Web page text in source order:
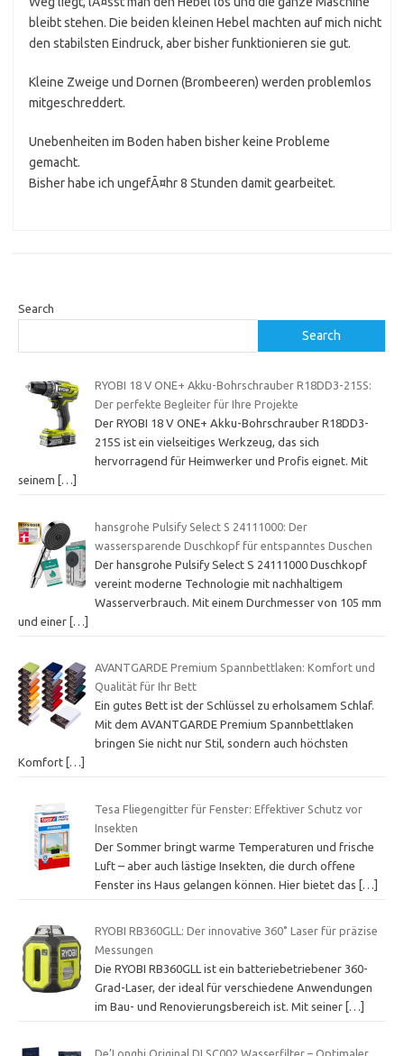
bleibt stehen. Die beiden kleinen Hebel machten auf mich nicht
den stabilsten Eindruck, aber bisher funktionieren sie gut.
Kleine Zweige und Dornen (Brombeeren) werden problemlos
mitgeschreddert.
Unebenheiten im Boden haben bisher keine Probleme
gemacht.
Bisher habe ich ungefÃ¤hr 8 Stunden damit gearbeitet.
Search
Search
RYOBI 18 V ONE+ Akku-Bohrschrauber R18DD3-215S:
Der perfekte Begleiter für Ihre Projekte
Der RYOBI 18 V ONE+ Akku-Bohrschrauber R18DD3-
215S ist ein vielseitiges Werkzeug, das sich
hervorragend für Heimwerker und Profis eignet. Mit
seinem
[…]
hansgrohe Pulsify Select S 24111000: Der
wassersparende Duschkopf für entspanntes Duschen
Der hansgrohe Pulsify Select S 24111000 Duschkopf
vereint moderne Technologie mit nachhaltigem
Wasserverbrauch. Mit einem Durchmesser von 105 mm
und einer […]
AVANTGARDE Premium Spannbettlaken: Komfort und
Qualität für Ihr Bett
Ein gutes Bett ist der Schlüssel zu erholsamem Schlaf.
Mit dem AVANTGARDE Premium Spannbettlaken
bringen Sie nicht nur Stil, sondern auch höchsten
Komfort […]
Tesa Fliegengitter für Fenster: Effektiver Schutz vor
Insekten
Der Sommer bringt warme Temperaturen und frische
Luft – aber auch lästige Insekten, die durch offene
Fenster ins Haus gelangen können. Hier bietet das […]
RYOBI RB360GLL: Der innovative 360˚ Laser für präzise
Messungen
Die RYOBI RB360GLL ist ein batteriebetriebener 360-
Grad-Laser, der ideal für verschiedene Anwendungen
im Bau- und Renovierungsbereich ist. Mit seiner […]
De’Longhi Original DLSC002 Wasserfilter – Optimaler